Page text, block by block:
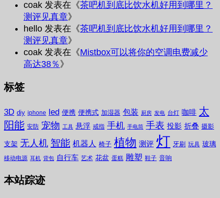
coak 发表在《茶吧机到底比饮水机好用到哪里？
测评见真章》
hello 发表在《茶吧机到底比饮水机好用到哪里？
测评见真章》
coak 发表在《Mistbox可以将你的空调电费减少
高达38％ 》
标签
3D diy iphone led 便携 便携式 加湿器 包装 厨房 发电 台灯 咖啡 太
阳能 安防 宠物 工具 悬浮 戒指 手机 手电筒 手表 投影 折叠 摄影
支架 无人机 智能 机器人 椅子 植物 测评 灯 牙刷 玩具 玻璃
移动电源 耳机 背包 自行车 艺术 花盆 蛋糕 雕塑 鞋子 音响
本站踪迹